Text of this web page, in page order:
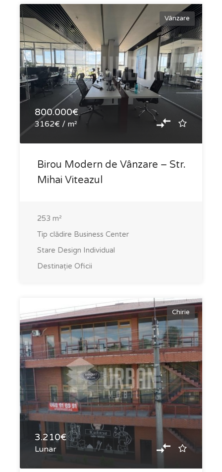
Vânzare
800.000€
3162€ / m²
Birou Modern de Vânzare – Str.
Mihai Viteazul
253 m²
Tip clădire Business Center
Stare Design Individual
Destinație Oficii
Chirie
3.210€
Lunar